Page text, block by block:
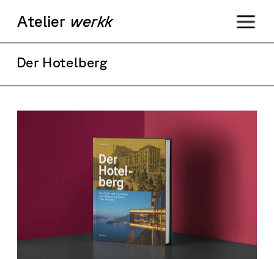
Der Hotelberg
Atelier werkk